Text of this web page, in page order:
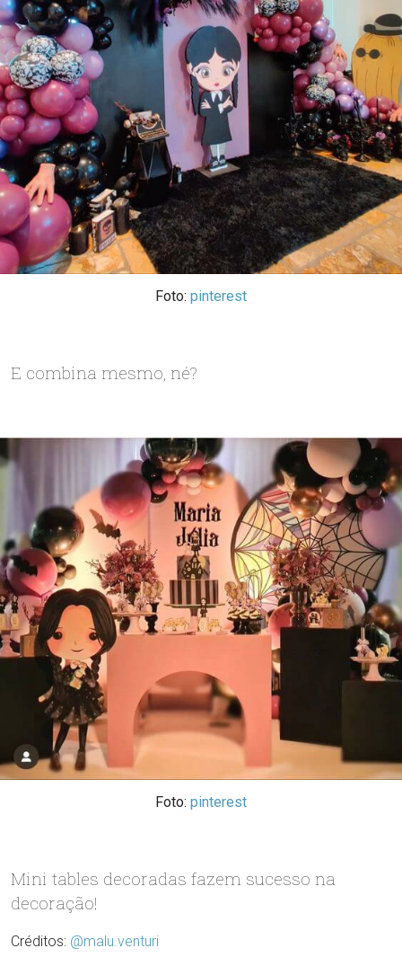
Foto: pinterest
E combina mesmo, né?
Foto: pinterest
Mini tables decoradas fazem sucesso na
decoração!
Créditos: @malu.venturi